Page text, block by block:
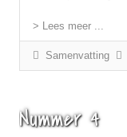
> Lees meer ...
Samenvatting
Nummer 4